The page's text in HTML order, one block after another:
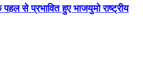
से प्रभावित हुए भाजयुमो राष्ट्रीय